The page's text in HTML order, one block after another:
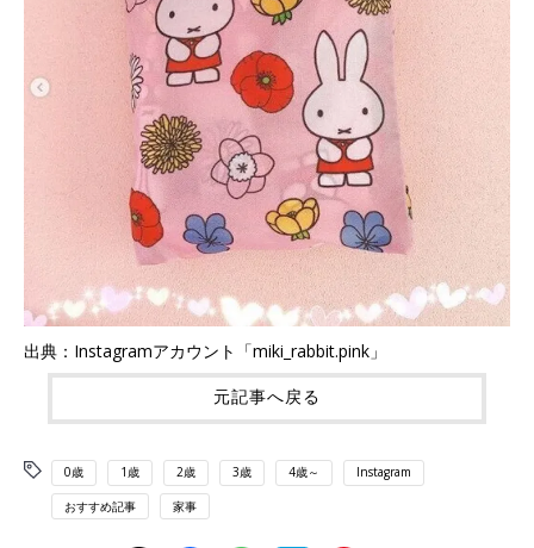
出典：Instagramアカウント「miki_rabbit.pink」
元記事へ戻る
0歳 1歳 2歳 3歳 4歳～ Instagram
おすすめ記事 家事